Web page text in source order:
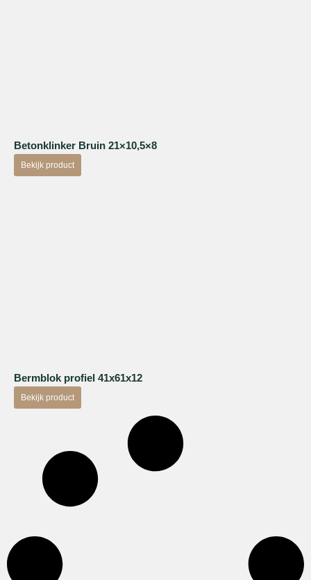
Betonklinker Bruin 21×10,5×8
Bekijk product
Bermblok profiel 41x61x12
Bekijk product